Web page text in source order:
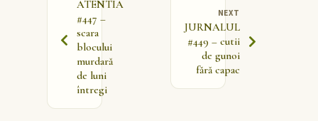
ATENTIA
#447 –
scara
blocului
murdară
de luni
întregi
NEXT
JURNALUL
#449 – cutii
de gunoi
fără capac